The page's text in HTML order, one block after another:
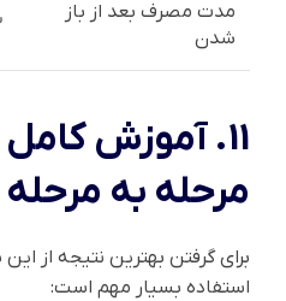
مدت مصرف بعد از باز
شدن
11. آموزش
مرحله به مرحله
برای گرفتن بهترین نتیجه از
استفاده بسیار مهم است: